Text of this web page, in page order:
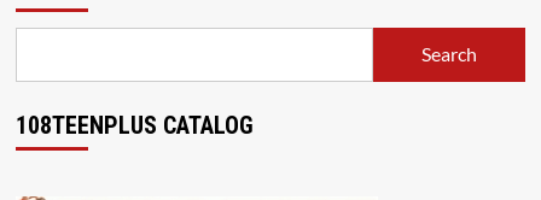
Search
108TEENPLUS CATALOG